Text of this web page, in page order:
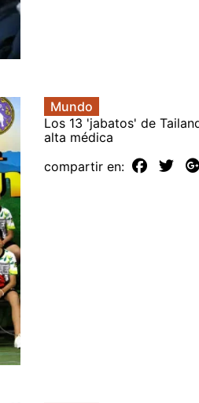
Mundo
Los 13 'jabatos' de
alta médica
compartir en: